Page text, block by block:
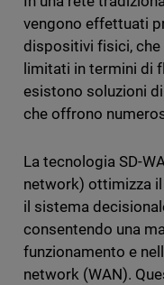
vengono effettuati
dispositivi fisici,
limitati in termini di
esistono soluzioni
che offrono
La tecnologia SD-
network) ottimizza
il sistema
consentendo una
funzionamento e
network (WAN).